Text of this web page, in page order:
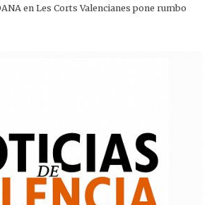
en Les Corts Valencianes pone rumbo